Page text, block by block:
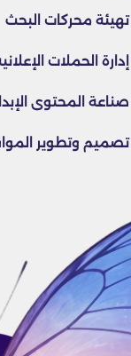
تهيئة محركات البحث
إدارة الحملات
صناعة المحتوى
تصميم وتطوير